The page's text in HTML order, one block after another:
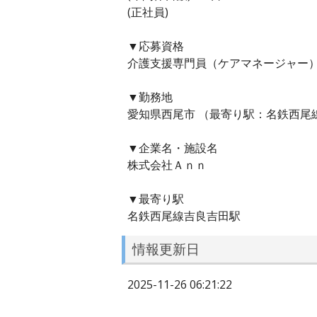
(正社員)
▼応募資格
介護支援専門員（ケアマネージャー）
▼勤務地
愛知県西尾市 （最寄り駅：名鉄西尾
▼企業名・施設名
株式会社Ａｎｎ
▼最寄り駅
名鉄西尾線吉良吉田駅
情報更新日
2025-11-26 06:21:22